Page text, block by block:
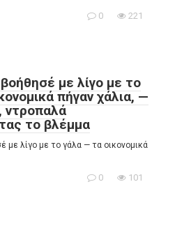
0 221
με λίγο με το
πήγαν χάλια, —
ντροπαλά
το βλέμμα
με λίγο με το γάλα — τα οικονομικά
0 101